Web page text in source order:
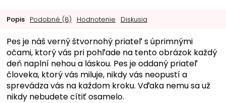
Popis Podobné (8) Hodnotenie Diskusia
Pes je náš verný štvornohý priateľ s úprimnými
očami, ktorý vás pri pohľade na tento obrázok každý
deň naplní nehou a láskou. Pes je oddaný priateľ
človeka, ktorý vás miluje, nikdy vás neopustí a
sprevádza vás na každom kroku. Vďaka nemu sa už
nikdy nebudete cítiť osamelo.